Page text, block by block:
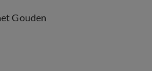
Gouden